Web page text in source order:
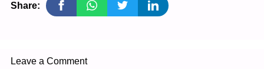
Share:
Leave a Comment